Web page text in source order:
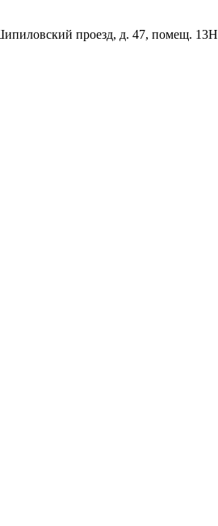
проезд, д. 47, помещ. 13Н